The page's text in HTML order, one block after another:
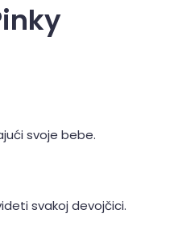
svoje bebe.
svakoj devojčici.